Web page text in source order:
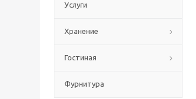
Услуги
Хранение
Гостиная
Фурнитура